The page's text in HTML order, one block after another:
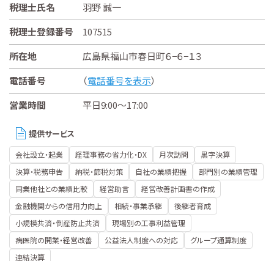
税理士氏名
羽野 誠一
税理士登録番号
107515
所在地
広島県福山市春日町６−６−１３
電話番号
（電話番号を表示）
営業時間
平日9:00～17:00
提供サービス
会社設立・起業 経理事務の省力化・DX 月次訪問
黒字決算
決算・税務申告
納税・節税対策 自社の業績把握
部門別の業績管理
同業他社との業績比較
経営助言
経営改善計画書の作成
金融機関からの信用力向上
相続・事業承継
後継者育成
小規模共済・倒産防止共済
現場別の工事利益管理
病医院の開業・経営改善
公益法人制度への対応
グループ通算制度
連結決算